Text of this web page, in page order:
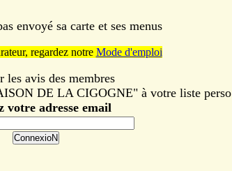
envoyé sa carte et ses menus
regardez notre Mode d'emploi
les avis des membres
DE LA CIGOGNE" à votre liste perso
votre adresse email